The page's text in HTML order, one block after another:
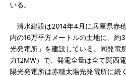
いる。
清水建設は2014年4月に兵庫県赤
内の16万平方メートルの土地に、約
光発電所」を建設している。同発電
力12MW）で、発電全量は全て関西
陽光発電所は赤穂太陽光発電所に続